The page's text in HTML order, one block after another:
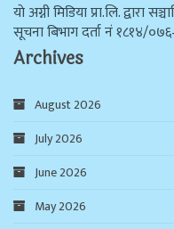
याे अग्नी मिडिया प्रा.लि. द्वारा
सूचना बिभाग दर्ता न‌ं १८१४/
Archives
August 2026
July 2026
June 2026
May 2026